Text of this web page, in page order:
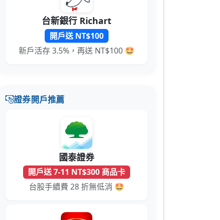
台新銀行 Richart
開戶送 NT$100
新戶活存 3.5%，再送 NT$100 🤩
證券開戶推薦
國泰證券
開戶送 7-11 NT$300 商品卡
台股手續費 28 折無低消 🤩